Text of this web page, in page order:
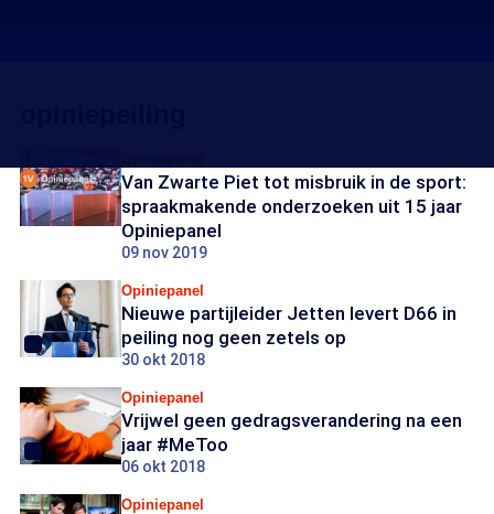
Van Zwarte Piet tot misbruik in de sport:
spraakmakende onderzoeken uit 15 jaar
Opiniepanel
09 nov 2019
Opiniepanel
Nieuwe partijleider Jetten levert D66 in
peiling nog geen zetels op
30 okt 2018
Opiniepanel
Vrijwel geen gedragsverandering na een
jaar #MeToo
06 okt 2018
Opiniepanel